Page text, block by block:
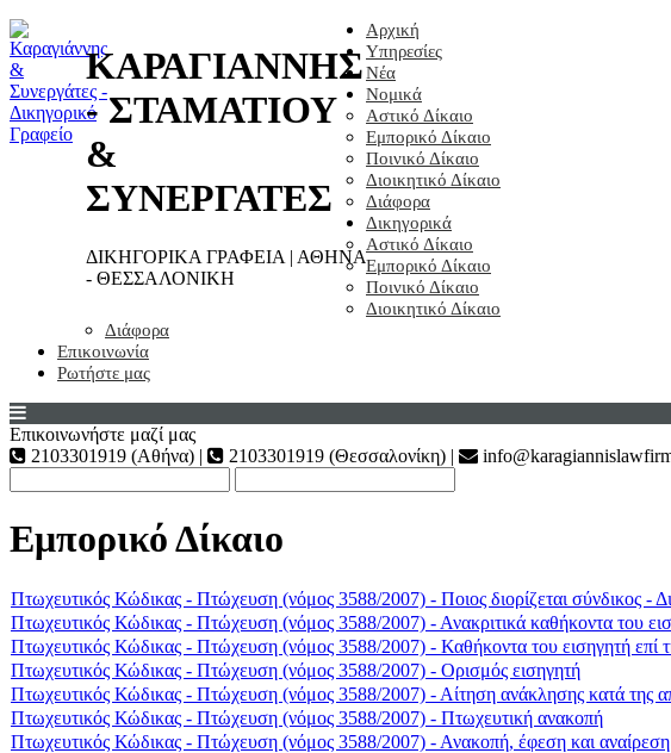
ΚΑΡΑΓΙΑΝΝΗΣ
- ΣΤΑΜΑΤΙΟΥ
&
ΣΥΝΕΡΓΑΤΕΣ
ΔΙΚΗΓΟΡΙΚΑ ΓΡΑΦΕΙΑ | ΑΘΗΝΑ
- ΘΕΣΣΑΛΟΝΙΚΗ
Αρχική
Υπηρεσίες
Νέα
Νομικά
Αστικό Δίκαιο
Εμπορικό Δίκαιο
Ποινικό Δίκαιο
Διοικητικό Δίκαιο
Διάφορα
Δικηγορικά
Αστικό Δίκαιο
Εμπορικό Δίκαιο
Ποινικό Δίκαιο
Διοικητικό Δίκαιο
Διάφορα
Επικοινωνία
Ρωτήστε μας
Επικοινωνήστε μαζί μας
2103301919 (Αθήνα) |
2103301919 (Θεσσαλονίκη) |
Εμπορικό Δίκαιο
Πτωχευτικός Κώδικας - Πτώχευση (νόμος 3588/2007) - Ποιος διορίζεται σύνδικος -
Πτωχευτικός Κώδικας - Πτώχευση (νόμος 3588/2007) - Ανακριτικά καθήκοντα του
Πτωχευτικός Κώδικας - Πτώχευση (νόμος 3588/2007) - Καθήκοντα του εισηγητή επί
Πτωχευτικός Κώδικας - Πτώχευση (νόμος 3588/2007) - Ορισμός εισηγητή
Πτωχευτικός Κώδικας - Πτώχευση (νόμος 3588/2007) - Αίτηση ανάκλησης κατά της
Πτωχευτικός Κώδικας - Πτώχευση (νόμος 3588/2007) - Πτωχευτική ανακοπή
Πτωχευτικός Κώδικας - Πτώχευση (νόμος 3588/2007) - Ανακοπή, έφεση και αναίρεση